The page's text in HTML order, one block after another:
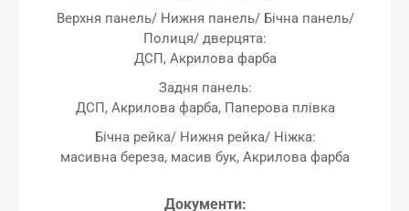
Верхня панель/ Нижня панель/ Бічна панель/
Полиця/ дверцята:
ДСП, Акрилова фарба
Задня панель:
ДСП, Акрилова фарба, Паперова плівка
Бічна рейка/ Нижня рейка/ Ніжка:
масивна береза, масив бук, Акрилова фарба
Документи: